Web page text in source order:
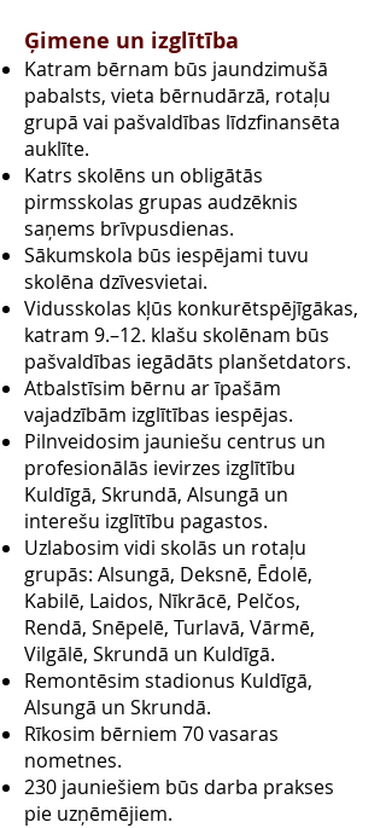
Ģimene un izglītība
Katram bērnam būs jaundzimušā
pabalsts, vieta bērnudārzā, rotaļu
grupā vai pašvaldības līdzfinansēta
auklīte.
Katrs skolēns un obligātās
pirmsskolas grupas audzēknis
saņems brīvpusdienas.
Sākumskola būs iespējami tuvu
skolēna dzīvesvietai.
Vidusskolas kļūs konkurētspējīgākas,
katram 9.–12. klašu skolēnam būs
pašvaldības iegādāts planšetdators.
Atbalstīsim bērnu ar īpašām
vajadzībām izglītības iespējas.
Pilnveidosim jauniešu centrus un
profesionālās ievirzes izglītību
Kuldīgā, Skrundā, Alsungā un
interešu izglītību pagastos.
Uzlabosim vidi skolās un rotaļu
grupās: Alsungā, Deksnē, Ēdolē,
Kabilē, Laidos, Nīkrācē, Pelčos,
Rendā, Snēpelē, Turlavā, Vārmē,
Vilgālē, Skrundā un Kuldīgā.
Remontēsim stadionus Kuldīgā,
Alsungā un Skrundā.
Rīkosim bērniem 70 vasaras
nometnes.
230 jauniešiem būs darba prakses
pie uzņēmējiem.